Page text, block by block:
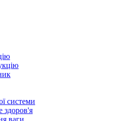
системи
здоров'я
ваги